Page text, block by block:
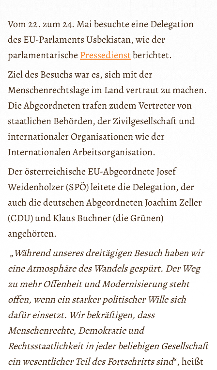
Vom 22. zum 24. Mai besuchte eine Delegation
des EU-Parlaments Usbekistan, wie der
parlamentarische Pressedienstberichtet.
Ziel des Besuchs war es, sich mit der
Menschenrechtslage im Land vertraut zu machen.
Die Abgeordneten trafen zudem Vertreter von
staatlichen Behörden, der Zivilgesellschaft und
internationaler Organisationen wie der
Internationalen Arbeitsorganisation.
Der österreichische EU-Abgeordnete Josef
Weidenholzer (SPÖ) leitete die Delegation, der
auch die deutschen Abgeordneten Joachim Zeller
(CDU) und Klaus Buchner (die Grünen)
angehörten.
„Während unseres dreitägigen Besuch haben wir
eine Atmosphäre des Wandels gespürt. Der Weg
zu mehr Offenheit und Modernisierung steht
offen, wenn ein starker politischer Wille sich
dafür einsetzt. Wir bekräftigen, dass
Menschenrechte, Demokratie und
Rechtsstaatlichkeit in jeder beliebigen Gesellschaft
ein wesentlicher Teil des Fortschritts sind“, heißt